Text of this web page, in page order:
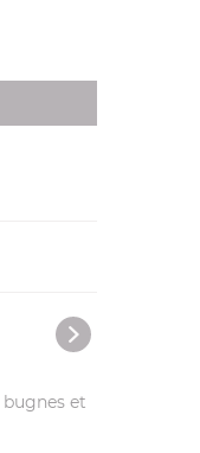
bugnes et